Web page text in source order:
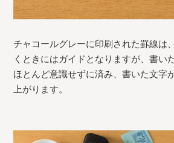
チャコールグレーに印刷された罫線は
くときにはガイドとなりますが、書い
ほとんど意識せずに済み、書いた文字
上がります。